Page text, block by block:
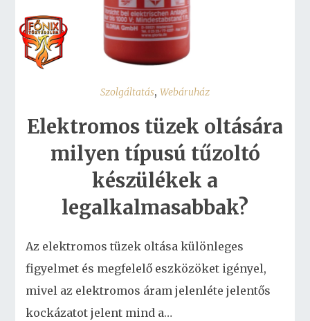
Szolgáltatás, Webáruház
Elektromos tüzek oltására
milyen típusú tűzoltó
készülékek a
legalkalmasabbak?
Az elektromos tüzek oltása különleges
figyelmet és megfelelő eszközöket igényel,
mivel az elektromos áram jelenléte jelentős
kockázatot jelent mind a…